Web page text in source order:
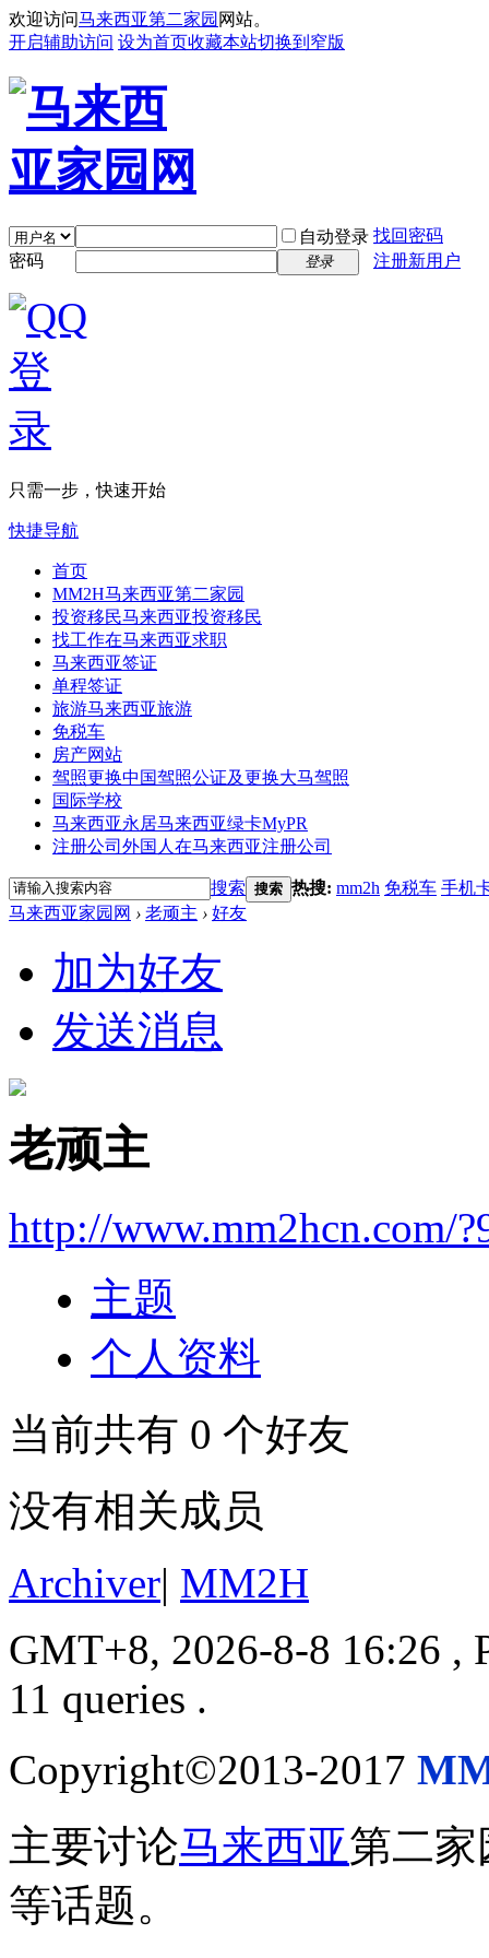
欢迎访问马来西亚第二家园 网站。
开启辅助访问 设为首页收藏本站切换到窄版
自动登录 找回密码
密码
登录 注册新用户
只需一步，快速开始
快捷导航
首页
MM2H马来西亚第二家园
投资移民马来西亚投资移民
找工作在马来西亚求职
马来西亚签证
单程签证
旅游马来西亚旅游
免税车
房产网站
驾照更换中国驾照公证及更换大马驾照
国际学校
马来西亚永居马来西亚绿卡MyPR
注册公司 外国人在马来西亚注册公司
搜索 搜索 热搜: mm2h 免税车 手机
马来西亚家园网 › 老顽主 › 好友
加为好友
发送消息
老顽主
http://www.mm2hcn.com/
主题
个人资料
当前共有 0 个好友
没有相关成员
Archiver| MM2H
GMT+8, 2026-8-8 16:26 ,
11 queries .
Copyright©2013-2017
主要讨论马来西亚第二
等话题。